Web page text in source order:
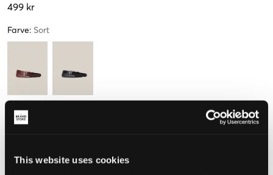
This website uses cookies
499 kr
Farve: Sort
Størrelse